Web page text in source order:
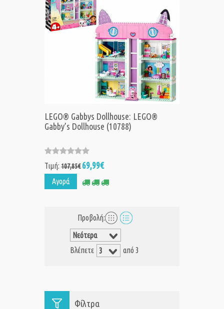
LEGO® Gabbys Dollhouse: LEGO®
Gabby’s Dollhouse (10788)
Τιμή: 107,85€ 69,99€
Αγορά
Προβολή:
Βλέπετε από 3
Φίλτρα